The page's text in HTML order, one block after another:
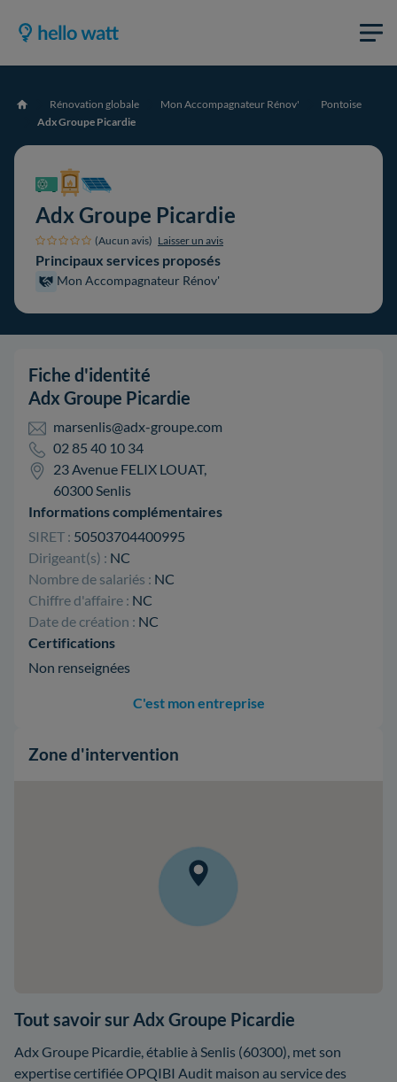
Accueil Rénovation globale Mon Accompagnateur Rénov'
Pontoise
Adx Groupe Picardie
Adx Groupe Picardie
(Aucun avis) Laisser un avis
Principaux services proposés
Mon Accompagnateur Rénov'
Fiche d'identité
Adx Groupe Picardie
marsenlis@adx-groupe.com
02 85 40 10 34
23 Avenue FELIX LOUAT,
60300 Senlis
Informations complémentaires
SIRET : 50503704400995
Dirigeant(s) : NC
Nombre de salariés : NC
Chiffre d'affaire : NC
Date de création : NC
Certifications
Non renseignées
C'est mon entreprise
Zone d'intervention
Tout savoir sur Adx Groupe Picardie
Adx Groupe Picardie, établie à Senlis (60300), met son
expertise certifiée OPQIBI Audit maison au service des